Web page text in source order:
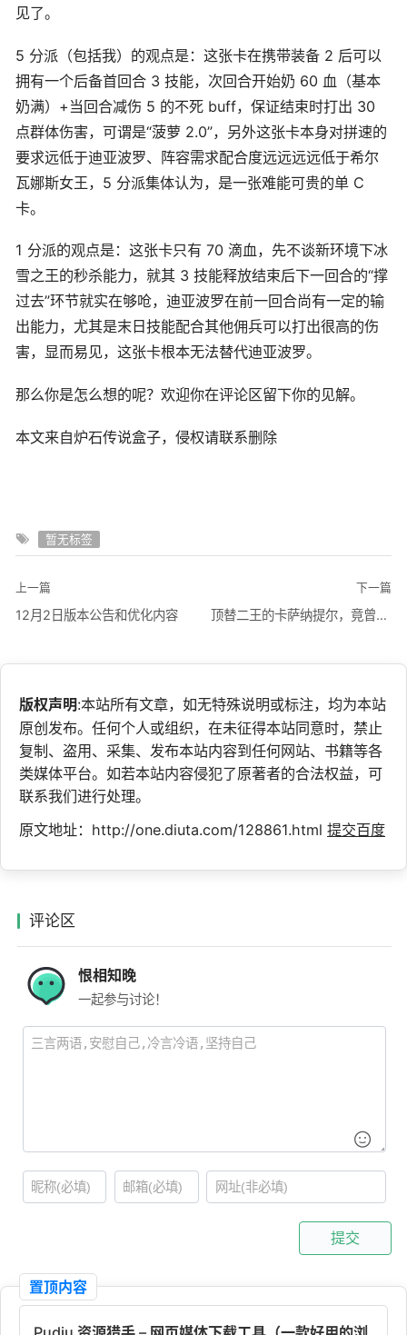
见了。
5 分派（包括我）的观点是：这张卡在携带装备 2 后可以
拥有一个后备首回合 3 技能，次回合开始奶 60 血（基本
奶满）+当回合减伤 5 的不死 buff，保证结束时打出 30
点群体伤害，可谓是“菠萝 2.0”，另外这张卡本身对拼速的
要求远低于迪亚波罗、阵容需求配合度远远远远低于希尔
瓦娜斯女王，5 分派集体认为，是一张难能可贵的单 C
卡。
1 分派的观点是：这张卡只有 70 滴血，先不谈新环境下冰
雪之王的秒杀能力，就其 3 技能释放结束后下一回合的“撑
过去”环节就实在够呛，迪亚波罗在前一回合尚有一定的输
出能力，尤其是末日技能配合其他佣兵可以打出很高的伤
害，显而易见，这张卡根本无法替代迪亚波罗。
那么你是怎么想的呢？欢迎你在评论区留下你的见解。
本文来自炉石传说盒子，侵权请联系删除
暂无标签
上一篇
12月2日版本公告和优化内容
下一篇
顶替二王的卡萨纳提尔，竟曾偷偷进入过瓦莉拉的身体
版权声明:本站所有文章，如无特殊说明或标注，均为本站
原创发布。任何个人或组织，在未征得本站同意时，禁止
复制、盗用、采集、发布本站内容到任何网站、书籍等各
类媒体平台。如若本站内容侵犯了原著者的合法权益，可
联系我们进行处理。
原文地址：http://one.diuta.com/128861.html 提交百度
评论区
恨相知晚
一起参与讨论！
提交
置顶内容